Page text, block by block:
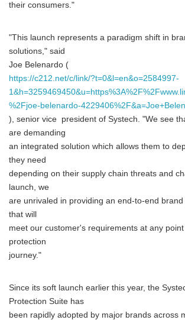
their consumers."
"This launch represents a paradigm shift in
solutions," said
Joe Belenardo (
https://c212.net/c/link/?t=0&l=en&o=2584997-
%2Fjoe-belenardo-
), senior vice president of Systech. "We see
are demanding
an integrated solution which allows them to
they need
depending on their supply chain threats and
launch, we
are unrivaled in providing an end-to-end
that will
meet our customer's requirements at any
protection
journey."
Since its soft launch earlier this year, the
Protection Suite has
been rapidly adopted by major brands across